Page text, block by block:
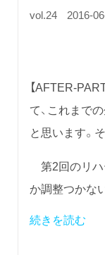
vol.24 2016-
【AFTER-
て、これまで
と思います。
第2回のリハ
か調整つかな
続きを読む